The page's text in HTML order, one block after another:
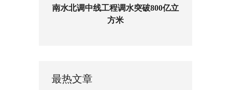
南水北调中线工程调水突破800亿立
方米
最热文章